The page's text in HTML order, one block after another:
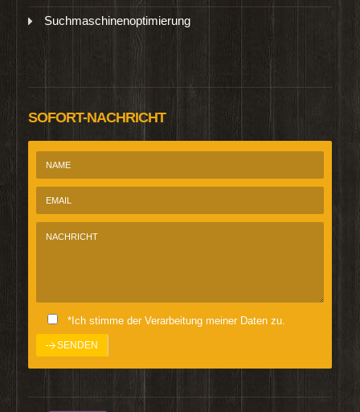
Suchmaschinenoptimierung
SOFORT-NACHRICHT
*Ich stimme der Verarbeitung meiner Daten zu.